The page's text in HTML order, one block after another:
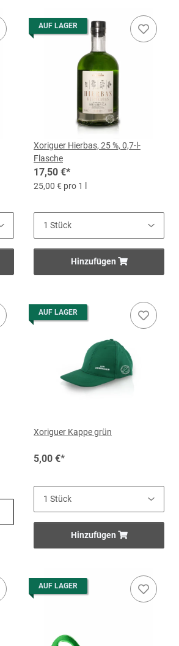
AUF LAGER
Xoriguer Hierbas, 25 %, 0,7-l-
Flasche
17,50 €*
25,00 € pro 1 l
Hinzufügen
AUF LAGER
Xoriguer Kappe grün
5,00 €*
Hinzufügen
AUF LAGER